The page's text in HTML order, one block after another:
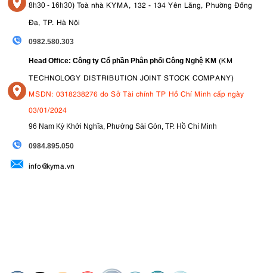
Kyma – đối tác chính thức của Canon tại Việt Nam:
Giá cạnh tranh, khuyến mãi lớn.
Bảo hành 24 tháng chính hãng Canon Việt Nam
👉Kết luận: Nếu bạn đang băn khoăn nên muamáy ảnhCanon nào
2025, hãy xác định nhu cầu (chụp, quay, vlog hay chuyên nghiệp),
ngân sách và tham khảo các dòng Canon gợi ý ở trên để chọn model
phù hợp nhất.
8h30 - 16h30) Toà nhà KYMA, 132 - 134 Yên Lãng, Phường Đống
Đa, TP. Hà Nội
0982.580.303
Head Office: Công ty Cổ phần Phân phối Công Nghệ KM (KM
TECHNOLOGY DISTRIBUTION JOINT STOCK COMPANY)
MSDN: 0318238276 do Sở Tài chính TP Hồ Chí Minh cấp ngày
03/01/2024
96 Nam Kỳ Khởi Nghĩa, Phường Sài Gòn, TP. Hồ Chí Minh
0984.895.050
info@kyma.vn